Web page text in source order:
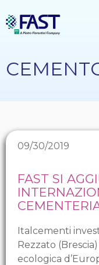
al
contenuto
09/30/2019
FAST SI
Italcementi
Rezzato
ecologica